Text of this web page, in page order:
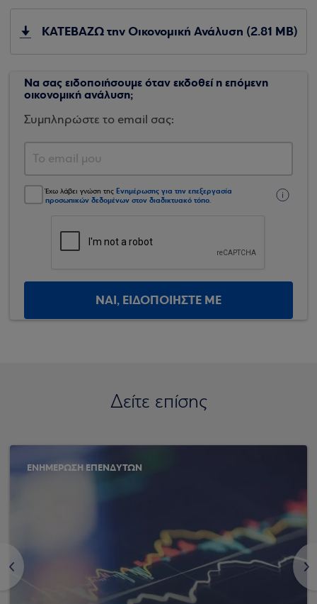
ΚΑΤΕΒΑΖΩ την Οικονομική Ανάλυση (2.81 ΜΒ)
Να σας ειδοποιήσουμε όταν εκδοθεί η επόμενη
οικονομική ανάλυση;
Συμπληρώστε το email σας:
Έχω λάβει γνώση της Ενημέρωσης για την επεξεργασία
προσωπικών δεδομένων στον διαδικτυακό τόπο.
ΝΑΙ, ΕΙΔΟΠΟΙΗΣΤΕ ΜΕ
Δείτε επίσης
<
ΕΝΗΜΕΡΩΣΗ ΕΠΕΝΔΥΤΩΝ
>